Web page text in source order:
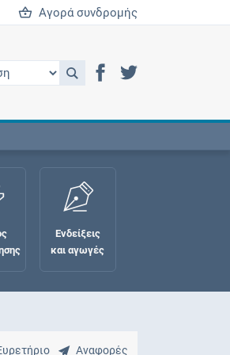
Αγορά συνδρομής
Ενδείξεις
και αγωγές
Αναφορές